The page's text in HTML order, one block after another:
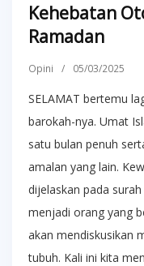
Kehebatan
Ramadan
Opini / 05/03/2025
SELAMAT bertemu
barokah-nya. Umat
satu bulan penuh
amalan yang lain.
dijelaskan pada
menjadi orang yang
akan mendiskusikan
tubuh. Kali ini kita